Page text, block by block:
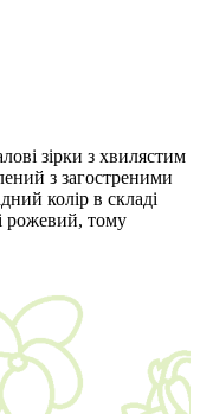
зірки з хвилястим
з загостреними
колір в складі
рожевий, тому